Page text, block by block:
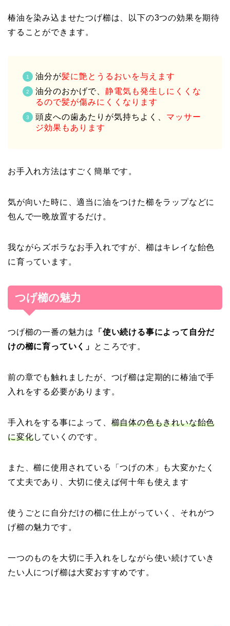
椿油を染み込ませたつげ櫛は、以下の3つの効果を期待
することができます。
油分が髪に艶とうるおいを与えます
油分のおかげで、 静電気も発生しにくくな
るので髪が傷みにくくなります
頭皮への歯あたりが気持ちよく、 マッサー
ジ効果もあります
お手入れ方法はすごく簡単です。
気が向いた時に、適当に油をつけた櫛をラップなどに
包んで一晩放置するだけ。
我ながらズボラなお手入れですが、櫛はキレイな飴色
に育っています。
つげ櫛の魅力
つげ櫛の一番の魅力は
「使い続ける事によって自分だ
けの櫛に育っていく」
ところです。
前の章でも触れましたが、つげ櫛は定期的に椿油で手
入れをする必要があります。
手入れをする事によって、 櫛自体の色もきれいな飴色
に変化していくのです。
また、櫛に使用されている「つげの木」も大変かたく
て丈夫であり、大切に使えば何十年も使えます
使うごとに自分だけの櫛に仕上がっていく、それがつ
げ櫛の魅力です。
一つのものを大切に手入れをしながら使い続けていき
たい人につげ櫛は大変おすすめです。